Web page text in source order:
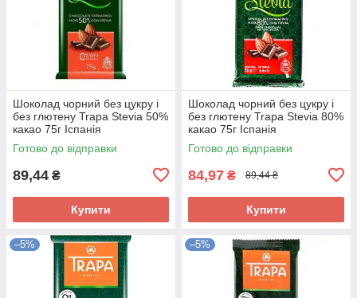
Шоколад чорний без цукру і
без глютену Trapa Stevia 50%
какао 75г Іспанія
Готово до відправки
89,44 ₴
Купити
Шоколад чорний без цукру і
без глютену Trapa Stevia 80%
какао 75г Іспанія
Готово до відправки
84,97 ₴ 89,44 ₴
Купити
–5% –5%